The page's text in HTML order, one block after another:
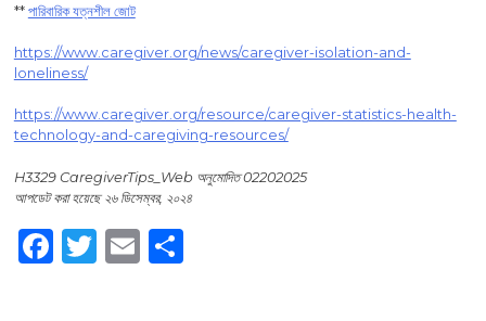
** পারিবারিক যত্নশীল জোট
https://www.caregiver.org/news/caregiver-isolation-and-
loneliness/
https://www.caregiver.org/resource/caregiver-statistics-health-
technology-and-caregiving-resources/
H3329 CaregiverTips_Web অনুমোদিত02202025
আপডেট করা হয়েছে ২৬ ডিসেম্বর, ২০২৪
Facebook
Twitter
EmailShare